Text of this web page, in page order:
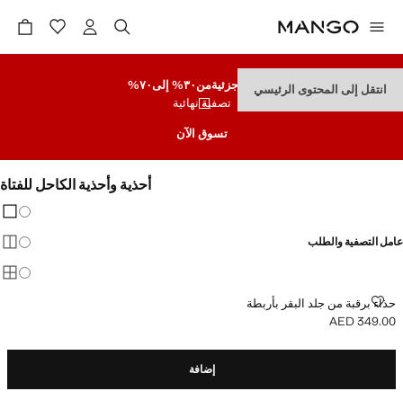
انتقل إلى المحتوى الرئيسيتنزيلات جزئيةمن٣٠% إلى٧٠%
تصفية نهائية
تسوق الآن
أحذية وأحذية الكاحل للفتاة
عامل التصفية والطلب
حذاء برقبة من جلد البقر بأربطة
حذاء برقبة من جلد البقر بأربطة
السعر الحالي [AED 349.00 ]
AED 349.00
إضافة